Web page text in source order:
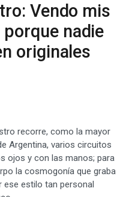
Vendo mis
nadie
originales
recorre, como la mayor
Argentina, varios circuitos
ojos y con las manos; para
la cosmogonía que graba
ese estilo tan personal